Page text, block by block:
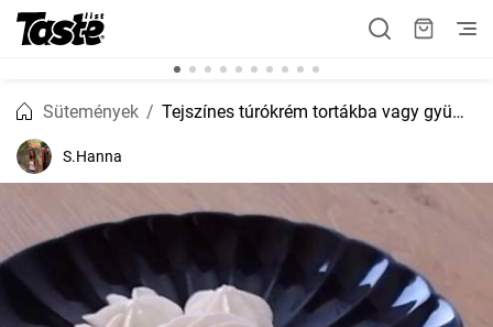
Sütemények Tejszínes túrókrém tortákba vagy gyümölcsök mellé
S.Hanna